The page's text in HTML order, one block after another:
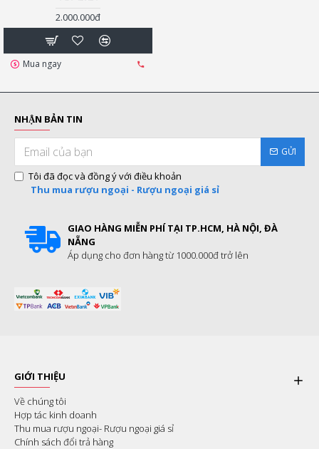
2.000.000đ
Mua ngay
NHẬN BẢN TIN
GỬI
Tôi đã đọc và đồng ý với điều khoản
Thu mua rượu ngoại - Rượu ngoại giá sỉ
GIAO HÀNG MIỄN PHÍ TẠI TP.HCM, HÀ NỘI, ĐÀ
NẴNG
Áp dụng cho đơn hàng từ 1000.000đ trở lên
GIỚI THIỆU
Về chúng tôi
Hợp tác kinh doanh
Thu mua rượu ngoại- Rượu ngoại giá sỉ
Chính sách đổi trả hàng